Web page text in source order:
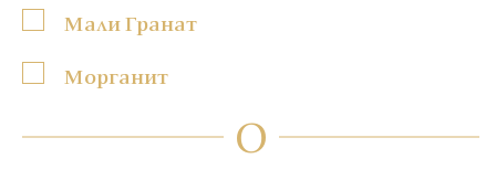
Мали Гранат
Морганит
О